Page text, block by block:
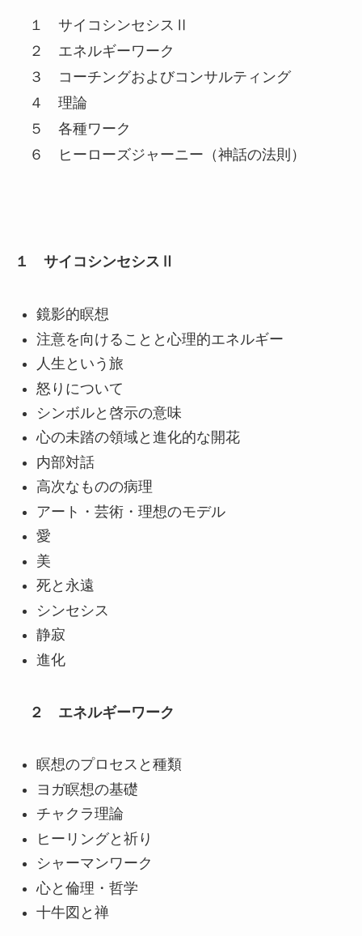
１ サイコシンセシスⅡ
２ エネルギーワーク
３ コーチングおよびコンサルティング
４ 理論
５ 各種ワーク
６ ヒーローズジャーニー（神話の法則）
１ サイコシンセシスⅡ
鏡影的瞑想
注意を向けることと心理的エネルギー
人生という旅
怒りについて
シンボルと啓示の意味
心の未踏の領域と進化的な開花
内部対話
高次なものの病理
アート・芸術・理想のモデル
愛
美
死と永遠
シンセシス
静寂
進化
２ エネルギーワーク
瞑想のプロセスと種類
ヨガ瞑想の基礎
チャクラ理論
ヒーリングと祈り
シャーマンワーク
心と倫理・哲学
十牛図と禅